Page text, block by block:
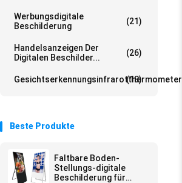
Werbungsdigitale
Beschilderung
(21)
Handelsanzeigen Der
Digitalen Beschilder...
(26)
Gesichtserkennungsinfrarotthermometer
(18)
Beste Produkte
Faltbare Boden-
Stellungs-digitale
Beschilderung für